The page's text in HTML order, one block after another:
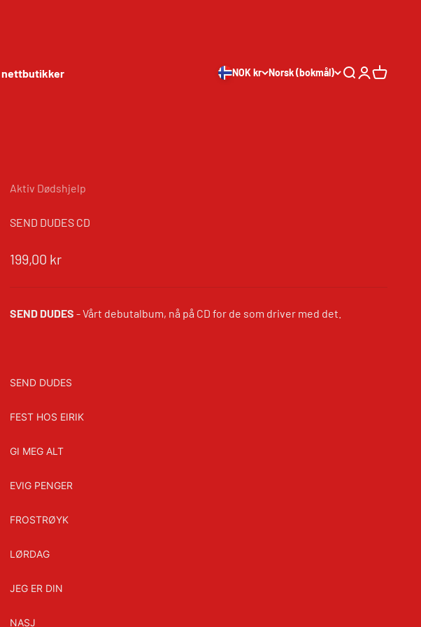
nettbutikker NOK kr Norsk (bokmål) Søk Logg inn
Aktiv Dødshjelp
SEND DUDES CD
Salgspris
199,00 kr
SEND DUDES - Vårt debutalbum, nå på CD for de som driver med det.
SEND DUDES
FEST HOS EIRIK
GI MEG ALT
EVIG PENGER
FROSTRØYK
LØRDAG
JEG ER DIN
NASJ